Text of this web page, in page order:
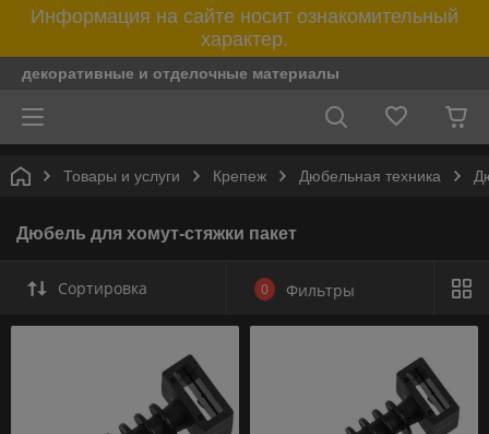
Информация на сайте носит ознакомительный
характер.
декоративные и отделочные материалы
Товары и услуги Крепеж Дюбельная техника
Дюбель для хомут-стяжки пакет
Сортировка 0 Фильтры